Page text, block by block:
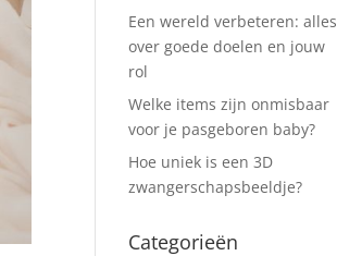
Een wereld verbeteren: alles
over goede doelen en jouw
rol
Welke items zijn onmisbaar
voor je pasgeboren baby?
Hoe uniek is een 3D
zwangerschapsbeeldje?
Categorieën